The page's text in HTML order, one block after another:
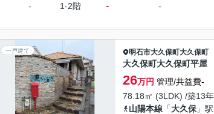
- 1-2階 - -
一戸建て 明石市大久保町大久保町
大久保町大久保町平屋
26万円 管理/共益費-
78.18㎡ (3LDK) /築13
山陽本線 「大久保 」